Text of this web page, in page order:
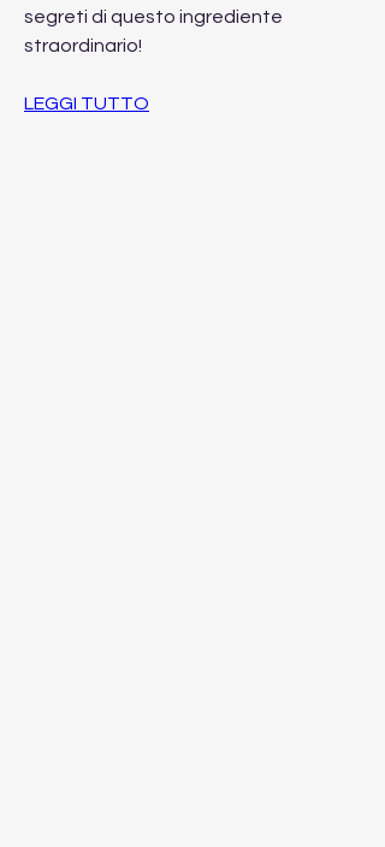
segreti di questo ingrediente
straordinario!
LEGGI TUTTO